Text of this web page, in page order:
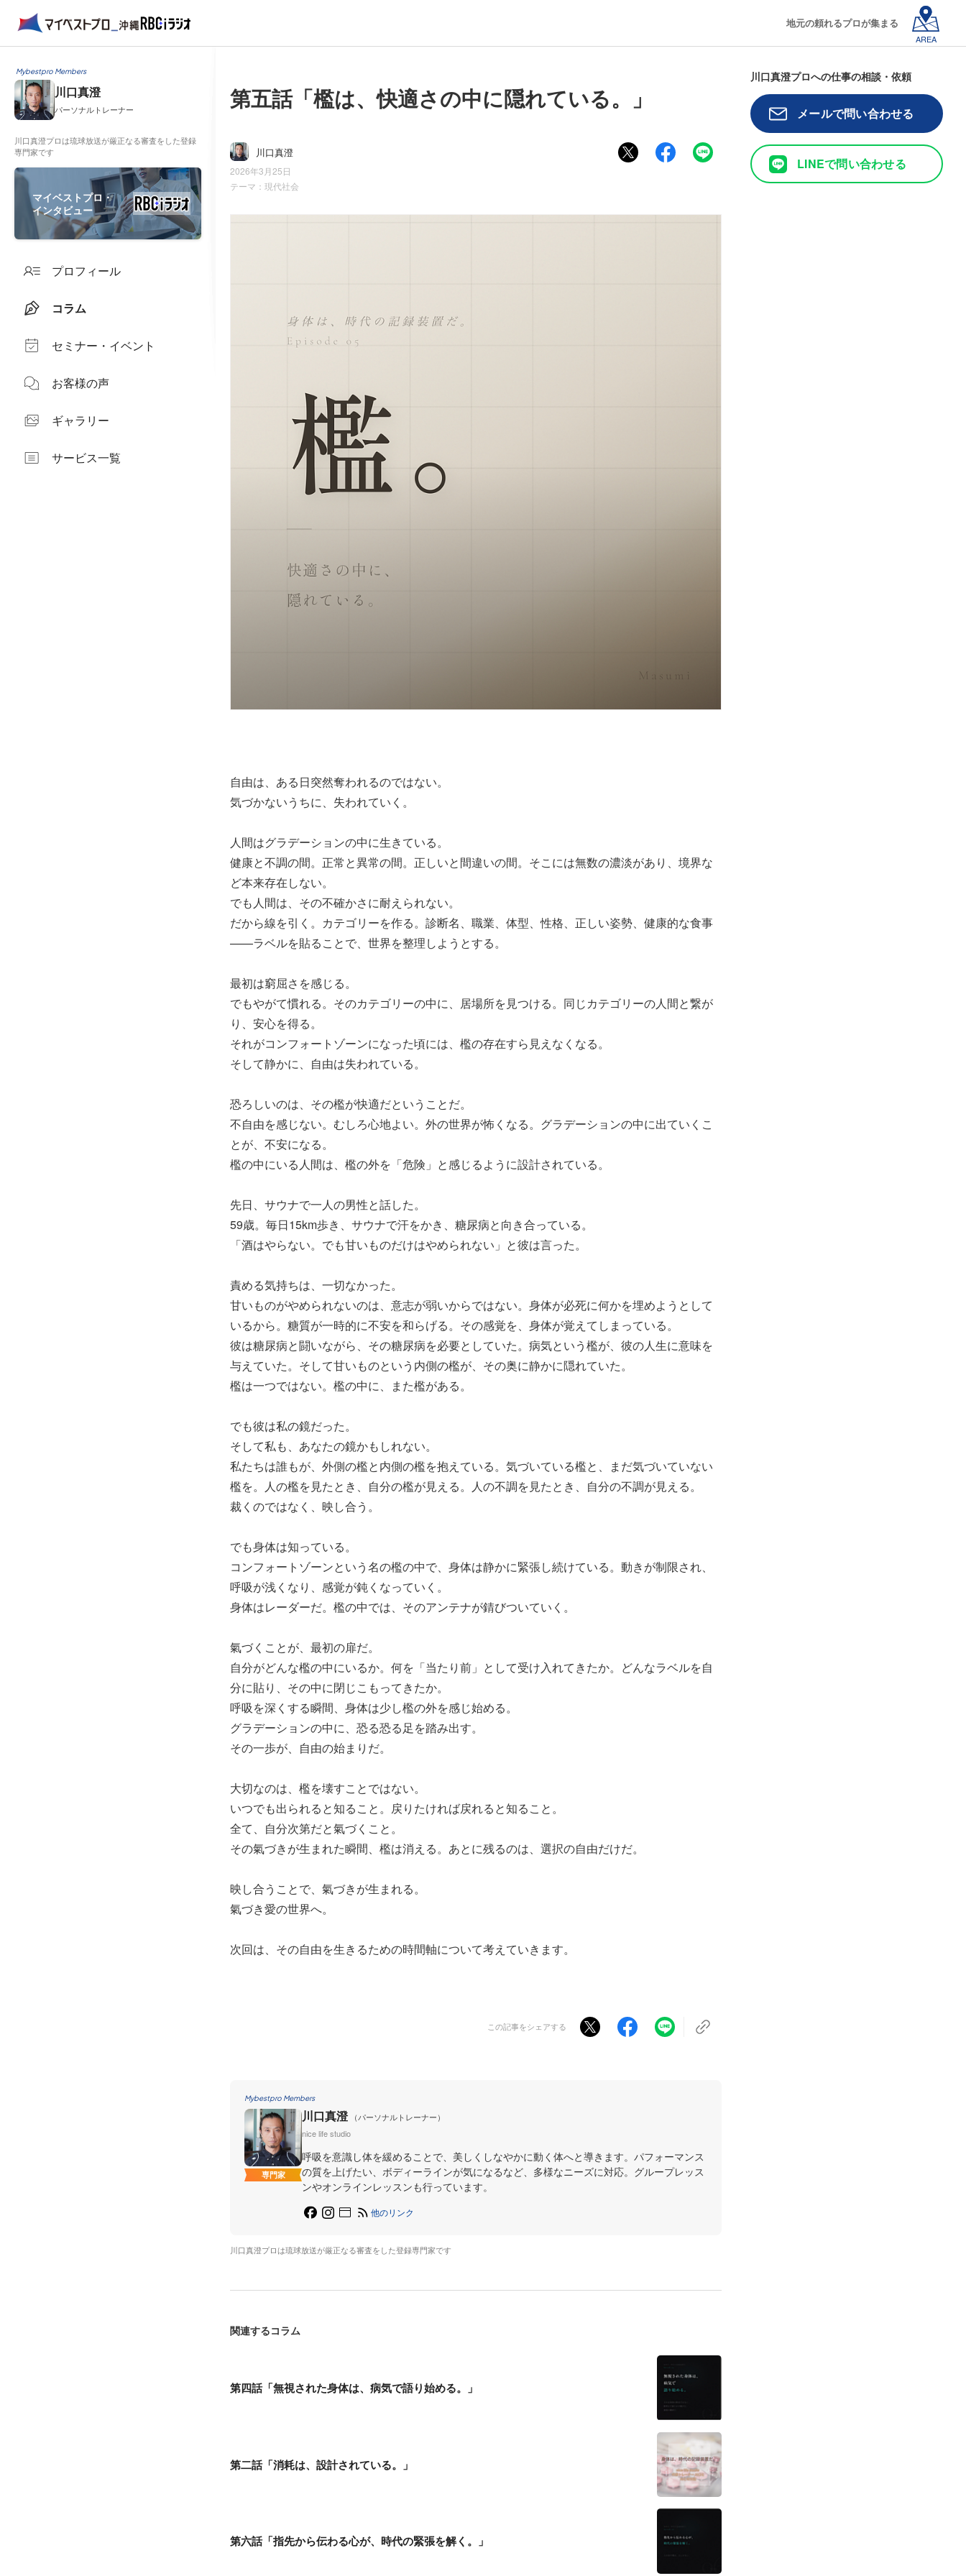
地元の頼れるプロが集まる
AREA
Mybestpro Members
川口真澄
パーソナルトレーナー
川口真澄プロは琉球放送が厳正なる審査をした登録
専門家です
マイベストプロ・
インタビュー
プロフィール
コラム
セミナー・イベント
お客様の声
ギャラリー
サービス一覧
第五話「檻は、快適さの中に隠れている。」
川口真澄
2026年3月25日
テーマ： 現代社会
自由は、ある日突然奪われるのではない。
気づかないうちに、失われていく。
人間はグラデーションの中に生きている。
健康と不調の間。正常と異常の間。正しいと間違いの間。そこには無数の濃淡があり、境界な
ど本来存在しない。
でも人間は、その不確かさに耐えられない。
だから線を引く。カテゴリーを作る。診断名、職業、体型、性格、正しい姿勢、健康的な食事
——ラベルを貼ることで、世界を整理しようとする。
最初は窮屈さを感じる。
でもやがて慣れる。そのカテゴリーの中に、居場所を見つける。同じカテゴリーの人間と繋が
り、安心を得る。
それがコンフォートゾーンになった頃には、檻の存在すら見えなくなる。
そして静かに、自由は失われている。
恐ろしいのは、その檻が快適だということだ。
不自由を感じない。むしろ心地よい。外の世界が怖くなる。グラデーションの中に出ていくこ
とが、不安になる。
檻の中にいる人間は、檻の外を「危険」と感じるように設計されている。
先日、サウナで一人の男性と話した。
59歳。毎日15km歩き、サウナで汗をかき、糖尿病と向き合っている。
「酒はやらない。でも甘いものだけはやめられない」と彼は言った。
責める気持ちは、一切なかった。
甘いものがやめられないのは、意志が弱いからではない。身体が必死に何かを埋めようとして
いるから。糖質が一時的に不安を和らげる。その感覚を、身体が覚えてしまっている。
彼は糖尿病と闘いながら、その糖尿病を必要としていた。病気という檻が、彼の人生に意味を
与えていた。そして甘いものという内側の檻が、その奥に静かに隠れていた。
檻は一つではない。檻の中に、また檻がある。
でも彼は私の鏡だった。
そして私も、あなたの鏡かもしれない。
私たちは誰もが、外側の檻と内側の檻を抱えている。気づいている檻と、まだ気づいていない
檻を。人の檻を見たとき、自分の檻が見える。人の不調を見たとき、自分の不調が見える。
裁くのではなく、映し合う。
でも身体は知っている。
コンフォートゾーンという名の檻の中で、身体は静かに緊張し続けている。動きが制限され、
呼吸が浅くなり、感覚が鈍くなっていく。
身体はレーダーだ。檻の中では、そのアンテナが錆びついていく。
氣づくことが、最初の扉だ。
自分がどんな檻の中にいるか。何を「当たり前」として受け入れてきたか。どんなラベルを自
分に貼り、その中に閉じこもってきたか。
呼吸を深くする瞬間、身体は少し檻の外を感じ始める。
グラデーションの中に、恐る恐る足を踏み出す。
その一歩が、自由の始まりだ。
大切なのは、檻を壊すことではない。
いつでも出られると知ること。戻りたければ戻れると知ること。
全て、自分次第だと氣づくこと。
その氣づきが生まれた瞬間、檻は消える。あとに残るのは、選択の自由だけだ。
映し合うことで、氣づきが生まれる。
氣づき愛の世界へ。
次回は、その自由を生きるための時間軸について考えていきます。
この記事をシェアする
Mybestpro Members
専門家
川口真澄
（パーソナルトレーナー）
nice life studio
呼吸を意識し体を緩めることで、美しくしなやかに動く体へと導きます。パフォーマンス
の質を上げたい、ボディーラインが気になるなど、多様なニーズに対応。グループレッス
ンやオンラインレッスンも行っています。
他のリンク
川口真澄プロは琉球放送が厳正なる審査をした登録専門家です
関連するコラム
第四話「無視された身体は、病気で語り始める。」
第二話「消耗は、設計されている。」
第六話「指先から伝わる心が、時代の緊張を解く。」
川口真澄プロへの仕事の相談・依頼
メールで問い合わせる
LINEで問い合わせる